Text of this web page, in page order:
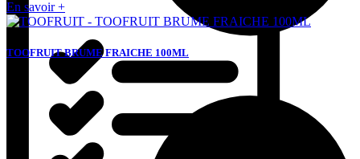
En savoir +
TOOFRUIT BRUME FRAICHE 100ML